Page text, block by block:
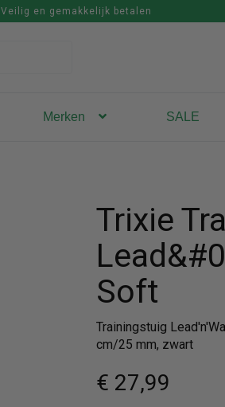
Veilig en gemakkelijk betalen
Vul hem
Merken SALE
Trixie
Soft
Trainingstuig
cm/25 mm, zwart
€ 27,99